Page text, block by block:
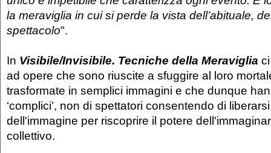
la meraviglia in cui si perde la vista dell’abituale,
spettacolo".
In Visibile/Invisibile. Tecniche della Meraviglia
ad opere che sono riuscite a sfuggire al loro
trasformate in semplici immagini e che dunque
‘complici’, non di spettatori consentendo di
dell'immagine per riscoprire il potere
collettivo.